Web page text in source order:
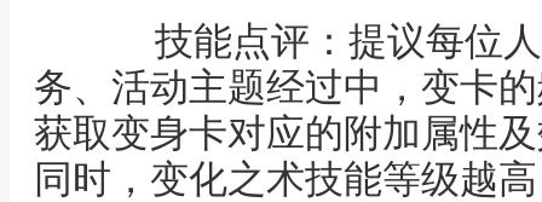
技能点评：提议每位人
务、活动主题经过中，变卡
获取变身卡对应的附加属性
同时，变化之术技能等级越